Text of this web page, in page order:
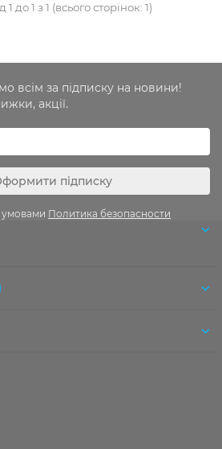
до 1 з 1 (всього сторінок: 1)
всім за підписку на новини!
акції.
підписку
умовами Политика безопасности